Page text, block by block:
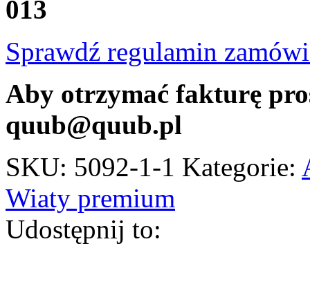
013
Sprawdź regulamin
Aby otrzymać fakturę
quub@quub.pl
SKU: 5092-1-1 Kategorie:
Wiaty premium
Udostępnij to: